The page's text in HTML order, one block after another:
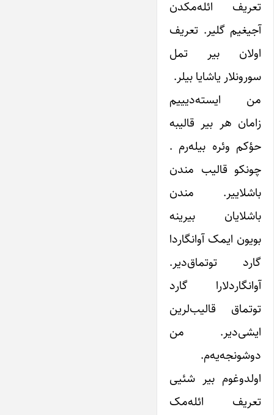
تعریف ائله‌مکدن
آجیغیم گلیر. تعریف
اولان بیر تمل
سورونلار یاشایا بیلر.
من ایسته‌دیییم
زامان هر بیر قالیبه
حؤکم وئره بیله‌رم .
چونکو قالیب مندن
باشلاییر. مندن
باشلایان بیرینه
بویون ایمک آوانگاردا
گارد توتماق‌دیر.
آوانگاردلارا گارد
توتماق قالیب‌لرین
ایشی‌دیر. من
دوشونجه‌یه‌م.
اولدوغوم بیر شئیی
تعریف ائله‌مک